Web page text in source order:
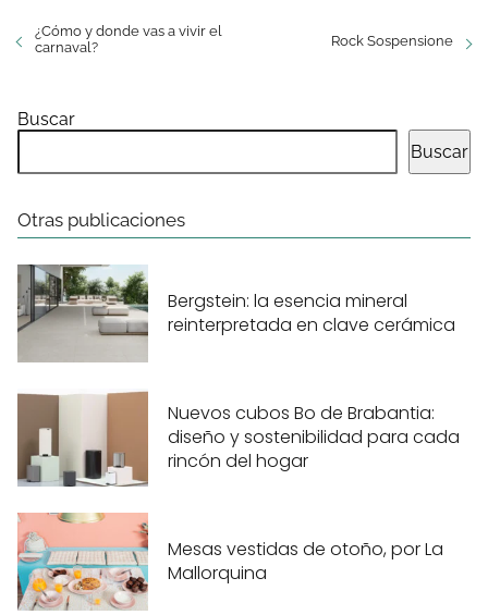
¿Cómo y donde vas a vivir el
carnaval?
Rock Sospensione
Buscar
Buscar
Otras publicaciones
Bergstein: la esencia mineral
reinterpretada en clave cerámica
Nuevos cubos Bo de Brabantia:
diseño y sostenibilidad para cada
rincón del hogar
Mesas vestidas de otoño, por La
Mallorquina